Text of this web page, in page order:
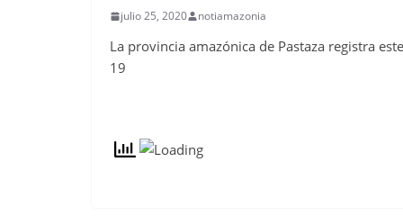
julio 25, 2020 notiamazonia
La provincia amazónica de Pastaza registra
19